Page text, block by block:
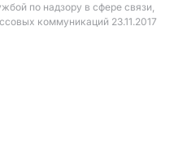
по надзору в сфере связи,
коммуникаций 23.11.2017